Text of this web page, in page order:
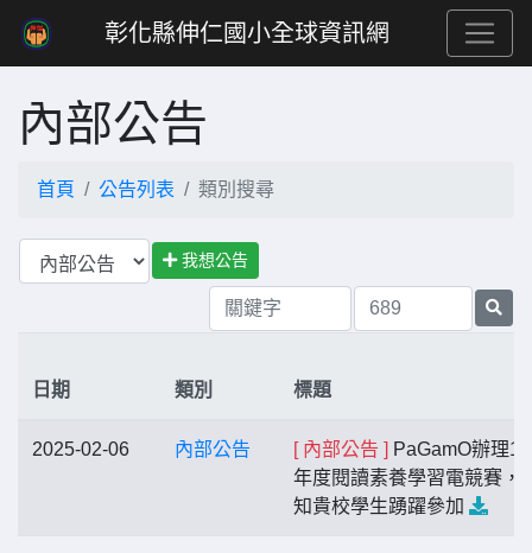
彰化縣伸仁國小全球資訊網
內部公告
首頁 公告列表 類別搜尋
我想公告
日期 類別 標題
2025-02-06 內部公告 [ 內部公告 ] PaGamO辦理
年度閱讀素養學習電競賽，
知貴校學生踴躍參加